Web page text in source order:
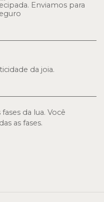
Enviamos para
da joia.
da lua. Você
as fases.